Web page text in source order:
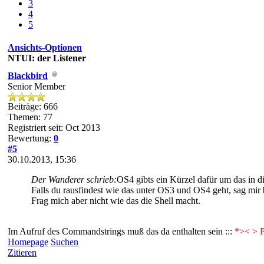
3
4
5
Ansichts-Optionen
NTUI: der Listener
Blackbird
Senior Member
Beiträge: 666
Themen: 77
Registriert seit: Oct 2013
Bewertung: 0
#5
30.10.2013, 15:36
Der Wanderer schrieb:OS4 gibts ein Kürzel dafür um das in
Falls du rausfindest wie das unter OS3 und OS4 geht, sag mir
Frag mich aber nicht wie das die Shell macht.
Im Aufruf des Commandstrings muß das da enthalten sein ::: *>< >
Homepage Suchen
Zitieren